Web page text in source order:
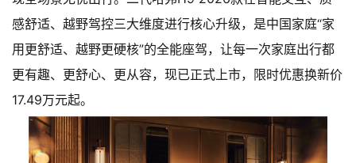
感舒适、越野驾控三大维度进行核心升级，是中国家庭“家
用更舒适、越野更硬核”的全能座驾，让每一次家庭出行都
更有趣、更舒心、更从容，现已正式上市，限时优惠换新价
17.49万元起。